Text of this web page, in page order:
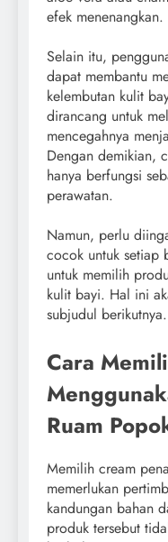
efek menenangkan.
Selain itu,
dapat membantu
kelembutan kulit
dirancang untuk
mencegahnya
Dengan demikian,
hanya berfungsi
perawatan.
Namun, perlu
cocok untuk setiap
untuk memilih
kulit bayi. Hal ini
subjudul berikutnya.
Cara
Ruam
Memilih cream
memerlukan
kandungan bahan
produk tersebut